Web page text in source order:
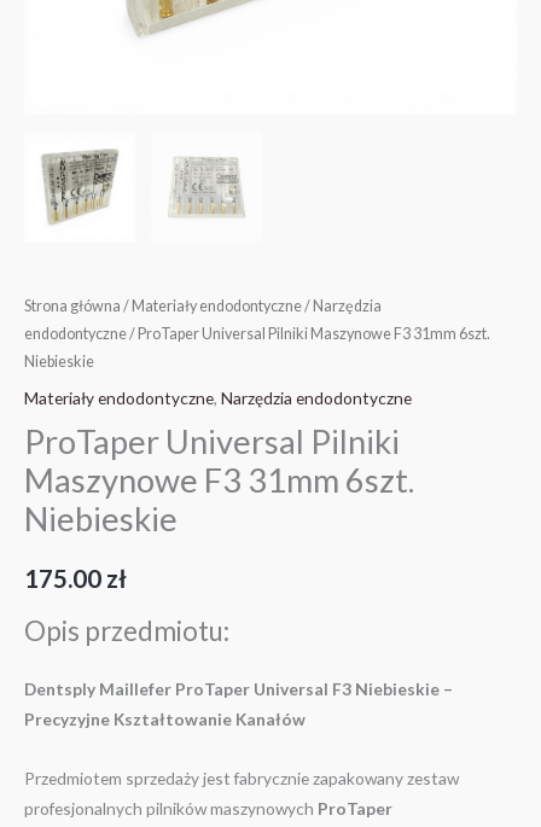
Strona główna / Materiały endodontyczne/ Narzędzia
endodontyczne/ ProTaper Universal Pilniki Maszynowe F3 31mm 6szt.
Niebieskie
Materiały endodontyczne, Narzędzia endodontyczne
ProTaper Universal Pilniki
Maszynowe F3 31mm 6szt.
Niebieskie
175.00 zł
Opis przedmiotu:
Dentsply Maillefer ProTaper Universal F3 Niebieskie –
Precyzyjne Kształtowanie Kanałów
Przedmiotem sprzedaży jest fabrycznie zapakowany zestaw
profesjonalnych pilników maszynowych ProTaper